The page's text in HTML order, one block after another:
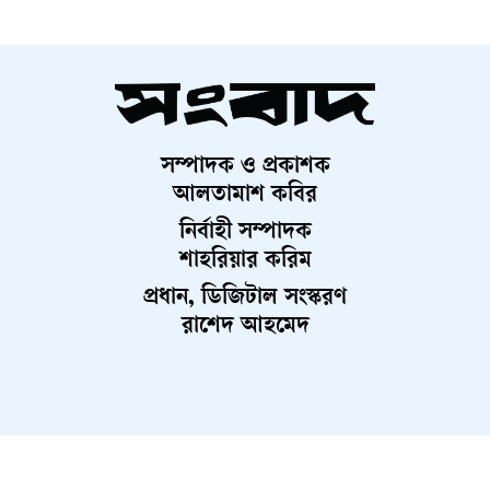
সহাবস্থানে একটি বহুমাত্রিক ক্ষমতার ভারসাম্য গড়ে উঠতে পারে,
সম্পাদক ও প্রকাশক
আলতামাশ কবির
নির্বাহী সম্পাদক
শাহরিয়ার করিম
প্রধান, ডিজিটাল সংস্করণ
রাশেদ আহমেদ